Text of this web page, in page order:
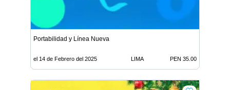
Portabilidad y Línea Nueva
el 14 de Febrero del 2025 LIMA PEN 35.00